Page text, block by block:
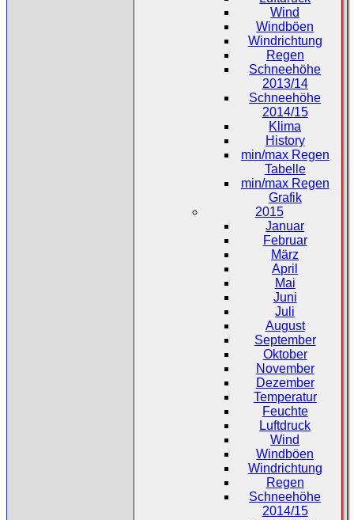
Wind
Windböen
Windrichtung
Regen
Schneehöhe
2013/14
Schneehöhe
2014/15
Klima
History
min/max Regen
Tabelle
min/max Regen
Grafik
2015
Januar
Februar
März
April
Mai
Juni
Juli
August
September
Oktober
November
Dezember
Temperatur
Feuchte
Luftdruck
Wind
Windböen
Windrichtung
Regen
Schneehöhe
2014/15